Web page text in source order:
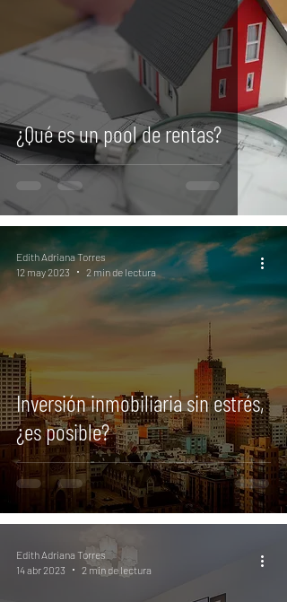
¿Qué es un pool de rentas?
Inversión inmobiliaria sin estrés,
¿es posible?
Edith Adriana Torres
12 may 2023
2 min de lectura
Edith Adriana Torres
14 abr 2023
2 min de lectura